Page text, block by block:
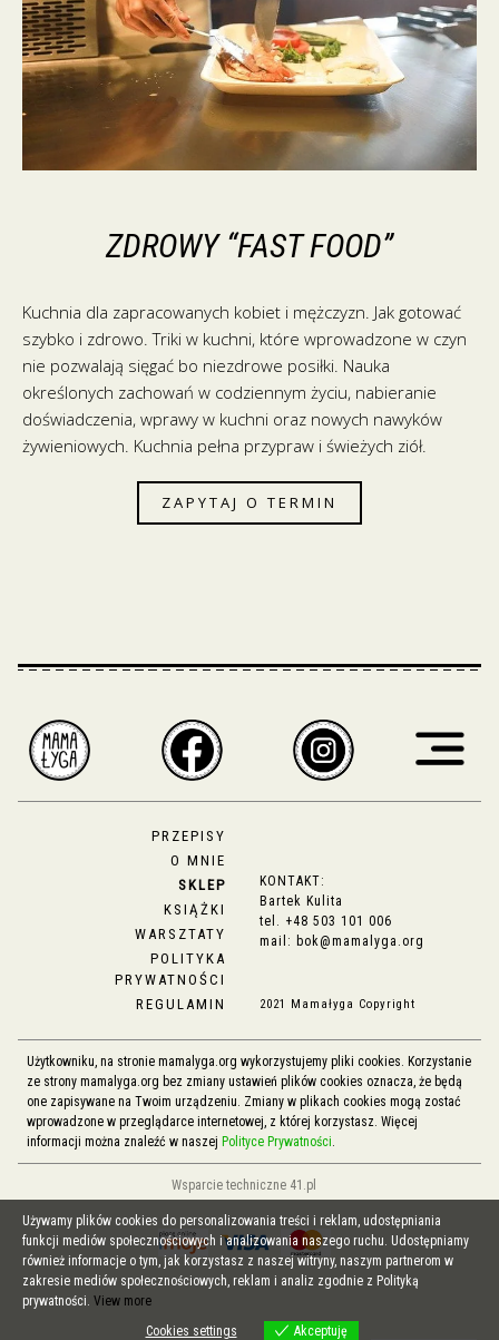
ZDROWY “FAST FOOD”
Kuchnia dla zapracowanych kobiet i mężczyzn. Jak gotować
szybko i zdrowo. Triki w kuchni, które wprowadzone w czyn
nie pozwalają sięgać bo niezdrowe posiłki. Nauka
określonych zachowań w codziennym życiu, nabieranie
doświadczenia, wprawy w kuchni oraz nowych nawyków
żywieniowych. Kuchnia pełna przypraw i świeżych ziół.
ZAPYTAJ O TERMIN
PRZEPISY
O MNIE
SKLEP
KSIĄŻKI
WARSZTATY
POLITYKA
PRYWATNOŚCI
REGULAMIN
KONTAKT:
Bartek Kulita
tel. +48 503 101 006
mail: bok@mamalyga.org
2021 Mamałyga Copyright
Użytkowniku, na stronie mamalyga.org wykorzystujemy pliki cookies. Korzystanie
ze strony mamalyga.org bez zmiany ustawień plików cookies oznacza, że będą
one zapisywane na Twoim urządzeniu. Zmiany w plikach cookies mogą zostać
wprowadzone w przeglądarce internetowej, z której korzystasz. Więcej
informacji można znaleźć w naszej Polityce Prywatności.
Wsparcie techniczne 41.pl
Używamy plików cookies do personalizowania treści i reklam, udostępniania
funkcji mediów społecznościowych i analizowania naszego ruchu. Udostępniamy
również informacje o tym, jak korzystasz z naszej witryny, naszym partnerom w
zakresie mediów społecznościowych, reklam i analiz zgodnie z Polityką
prywatności. View more
Cookies settings
Akceptuję